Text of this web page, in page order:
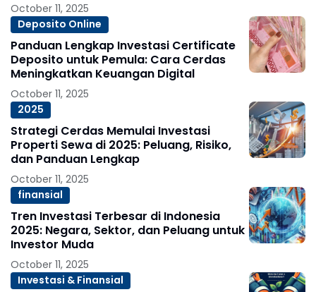
October 11, 2025
Deposito Online
Panduan Lengkap Investasi Certificate
Deposito untuk Pemula: Cara Cerdas
Meningkatkan Keuangan Digital
October 11, 2025
2025
Strategi Cerdas Memulai Investasi
Properti Sewa di 2025: Peluang, Risiko,
dan Panduan Lengkap
October 11, 2025
finansial
Tren Investasi Terbesar di Indonesia
2025: Negara, Sektor, dan Peluang untuk
Investor Muda
October 11, 2025
Investasi & Finansial